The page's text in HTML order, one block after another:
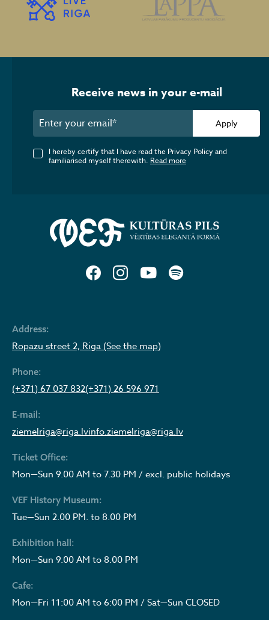
Address:
Ropazu street 2, Riga (See the map)
Phone:
(+371) 67 037 832(+371) 26 596 971
E-mail:
ziemelriga@riga.lvinfo.ziemelriga@riga.lv
Ticket Office:
Mon—Sun 9.00 AM to 7.30 PM / excl. public holidays
VEF History Museum:
Tue—Sun 2.00 PM. to 8.00 PM
Exhibition hall:
Mon—Sun 9.00 AM to 8.00 PM
Cafe:
Mon—Fri 11:00 AM to 6:00 PM / Sat—Sun CLOSED
Receive news in your e-mail
Apply
I hereby certify that I have read the Privacy Policy and
familiarised myself therewith. Read more